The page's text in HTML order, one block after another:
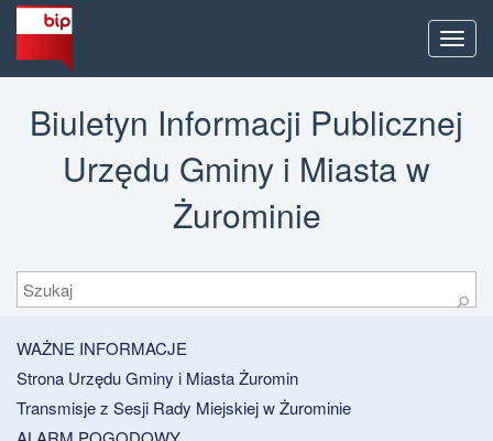
Menu
Biuletyn Informacji Publicznej
Urzędu Gminy i Miasta w
Żurominie
Szukaj
⚲
WAŻNE INFORMACJE
Strona Urzędu Gminy i Miasta Żuromin
Transmisje z Sesji Rady Miejskiej w Żurominie